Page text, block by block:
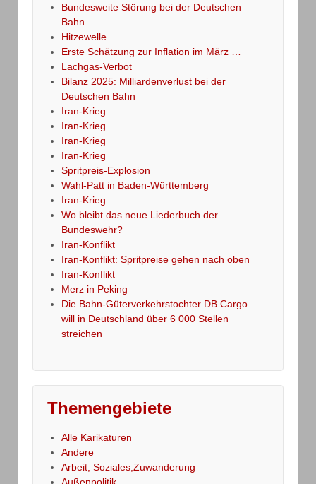
Bundesweite Störung bei der Deutschen
Bahn
Hitzewelle
Erste Schätzung zur Inflation im März …
Lachgas-Verbot
Bilanz 2025: Milliardenverlust bei der
Deutschen Bahn
Iran-Krieg
Iran-Krieg
Iran-Krieg
Iran-Krieg
Spritpreis-Explosion
Wahl-Patt in Baden-Württemberg
Iran-Krieg
Wo bleibt das neue Liederbuch der
Bundeswehr?
Iran-Konflikt
Iran-Konflikt: Spritpreise gehen nach oben
Iran-Konflikt
Merz in Peking
Die Bahn-Güterverkehrstochter DB Cargo
will in Deutschland über 6 000 Stellen
streichen
Themengebiete
Alle Karikaturen
Andere
Arbeit, Soziales,Zuwanderung
Außenpolitik